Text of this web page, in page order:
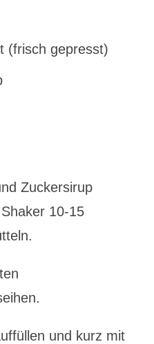
(frisch gepresst)
Zuckersirup
10-15
und kurz mit